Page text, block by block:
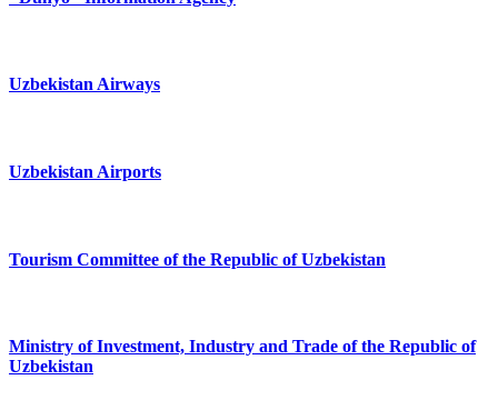
Uzbekistan Airways
Uzbekistan Airports
Tourism Committee of the Republic of Uzbekistan
Ministry of Investment, Industry and Trade of the Republic of
Uzbekistan